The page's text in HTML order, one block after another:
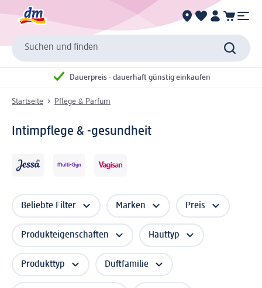
Suchen und finden
Dauerpreis - dauerhaft günstig einkaufen
Startseite Pflege & Parfum
Intimpflege & -gesundheit
Beliebte Filter Marken Preis
Produkteigenschaften Hauttyp
Produkttyp Duftfamilie